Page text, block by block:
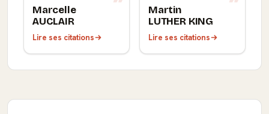
Marcelle
AUCLAIR
Lire ses citations
Martin
LUTHER KING
Lire ses citations